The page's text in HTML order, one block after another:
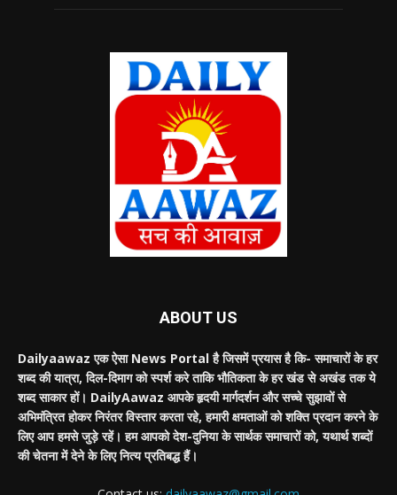
ABOUT US
Dailyaawaz एक ऐसा News Portal है जिसमें प्रयास है कि- समाचारों के हर
शब्द की यात्रा, दिल-दिमाग को स्पर्श करे ताकि भौतिकता के हर खंड से अखंड तक ये
शब्द साकार हों। DailyAawaz आपके हृदयी मार्गदर्शन और सच्चे सुझावों से
अभिमंत्रित होकर निरंतर विस्तार करता रहे, हमारी क्षमताओं को शक्ति प्रदान करने के
लिए आप हमसे जुड़े रहें। हम आपको देश-दुनिया के सार्थक समाचारों को, यथार्थ शब्दों
की चेतना में देने के लिए नित्य प्रतिबद्ध हैं।